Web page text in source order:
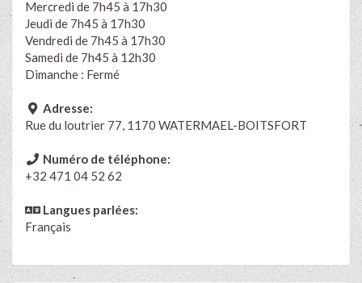
Mercredi de 7h45 à 17h30
Jeudi de 7h45 à 17h30
Vendredi de 7h45 à 17h30
Samedi de 7h45 à 12h30
Dimanche : Fermé
Adresse:
Rue du loutrier 77, 1170 WATERMAEL-BOITSFORT
Numéro de téléphone:
+32 471 04 52 62
Langues parlées:
Français